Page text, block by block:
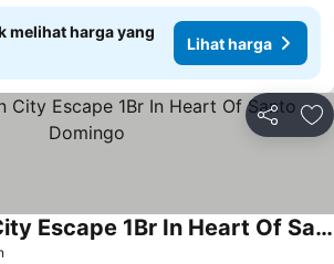
melihat harga yang
Lihat harga
Bagikan
New! Modern City Escape 1Br In Heart Of Santo Domingo